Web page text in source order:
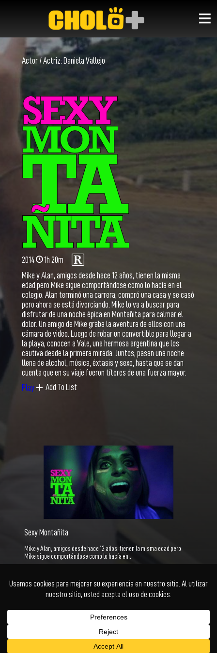
Actor / Actriz: Daniela Vallejo
2014
1h 20m
Mike y Alan, amigos desde hace 12 años, tienen la misma
edad pero Mike sigue comportándose como lo hacía en el
colegio. Alan terminó una carrera, compró una casa y se casó
pero ahora se está divorciando. Mike lo va a buscar para
disfrutar de una noche épica en Montañita para calmar el
dolor. Un amigo de Mike graba la aventura de ellos con una
cámara de video. Luego de robar un convertible para llegar a
la playa, conocen a Vale, una hermosa argentina que los
cautiva desde la primera mirada. Juntos, pasan una noche
llena de alcohol, música, éxtasis y sexo, hasta que se dan
cuenta que en su viaje fueron títeres de una fuerza mayor.
Play
Add To List
Sexy Montañita
Mike y Alan, amigos desde hace 12 años, tienen la misma edad pero
Mike sigue comportándose como lo hacía en…
AnimaciónCortometraje
Facebook
Twitter
Instagram
YouTube